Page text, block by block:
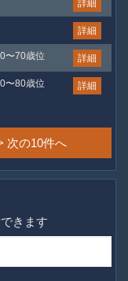
詳細
詳細
〜70歳位 詳細
〜80歳位 詳細
次の10件へ
きます